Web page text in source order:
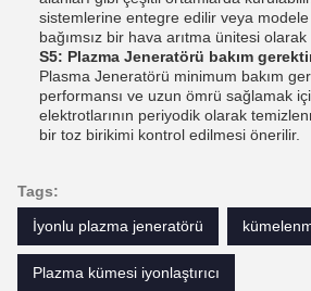
sistemlerine entegre edilir veya modele
bağımsız bir hava arıtma ünitesi olarak
S5: Plazma Jeneratörü bakım
Plasma Jeneratörü minimum bakım
performansı ve uzun ömrü sağlamak
elektrotlarının periyodik olarak
bir toz birikimi kontrol edilmesi önerilir.
Tags:
İyonlu plazma jeneratörü
Plazma kümesi iyonlaştırıcı